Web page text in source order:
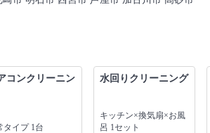
コンクリーニン
タイプ 1台
水回りクリーニング
キッチン×換気扇×お風
呂 1セット